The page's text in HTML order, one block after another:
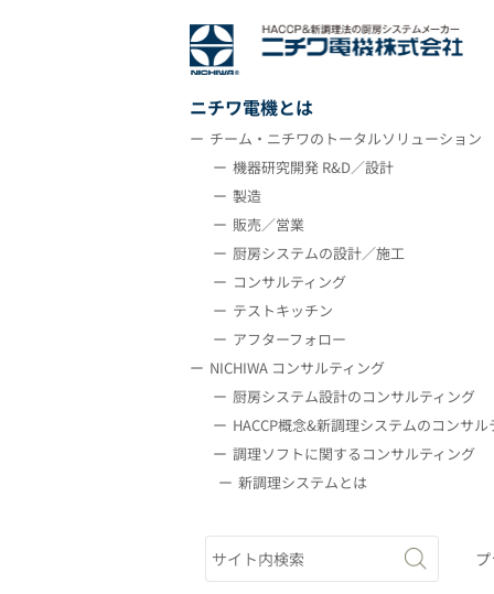
ニチワ電機とは
チーム・ニチワのトータルソリューション
機器研究開発 R&D／設計
製造
販売／営業
厨房システムの設計／施工
コンサルティング
テストキッチン
アフターフォロー
NICHIWA コンサルティング
厨房システム設計のコンサルティング
HACCP概念&新調理システムのコンサル
調理ソフトに関するコンサルティング
新調理システムとは